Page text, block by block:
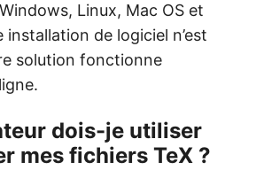
Linux, Mac OS et
de logiciel n’est
solution fonctionne
dois-je utiliser
mes fichiers TeX ?